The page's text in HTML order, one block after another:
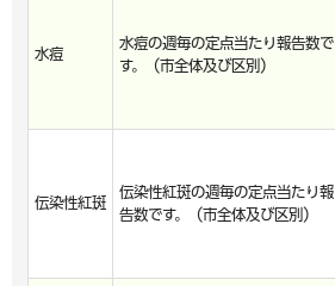
水痘
水痘の週毎の定点当たり報告数で
す。（市全体及び区別）
伝染性紅斑
伝染性紅斑の週毎の定点当たり報
告数です。（市全体及び区別）